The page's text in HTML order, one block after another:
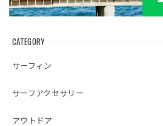
CATEGORY
サーフィン
サーフアクセサリー
アウトドア